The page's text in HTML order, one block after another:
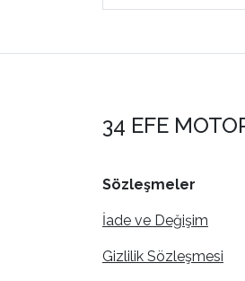
34 EFE
Sözleşmeler
İade ve Değişim
Gizlilik Sözleşmesi